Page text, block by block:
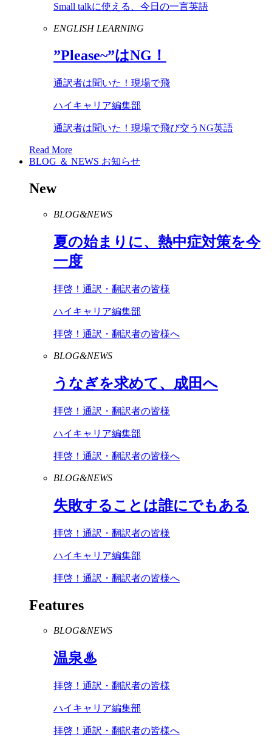
Small talkに使える、今日の一言英語
ENGLISH LEARNING
”Please~”はNG ！
通訳者は聞いた！現場で飛
ハイキャリア編集部
通訳者は聞いた！現場で飛び交うNG英語
Read More
BLOG ＆ NEWS お知らせ
New
BLOG&NEWS
夏の始まりに、熱中症対策を今
一度
拝啓！通訳・翻訳者の皆様
ハイキャリア編集部
拝啓！通訳・翻訳者の皆様へ
BLOG&NEWS
うなぎを求めて、成田へ
拝啓！通訳・翻訳者の皆様
ハイキャリア編集部
拝啓！通訳・翻訳者の皆様へ
BLOG&NEWS
失敗することは誰にでもある
拝啓！通訳・翻訳者の皆様
ハイキャリア編集部
拝啓！通訳・翻訳者の皆様へ
Features
BLOG&NEWS
温泉♨
拝啓！通訳・翻訳者の皆様
ハイキャリア編集部
拝啓！通訳・翻訳者の皆様へ